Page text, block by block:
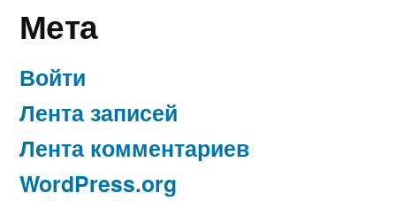
Мета
Войти
Лента записей
Лента комментариев
WordPress.org